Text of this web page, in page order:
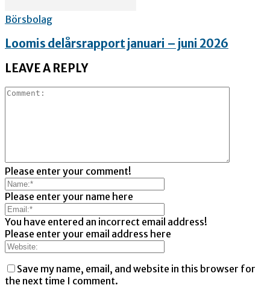
Börsbolag
Loomis delårsrapport januari – juni 2026
LEAVE A REPLY
Please enter your comment!
Please enter your name here
You have entered an incorrect email address!
Please enter your email address here
Save my name, email, and website in this browser for
the next time I comment.